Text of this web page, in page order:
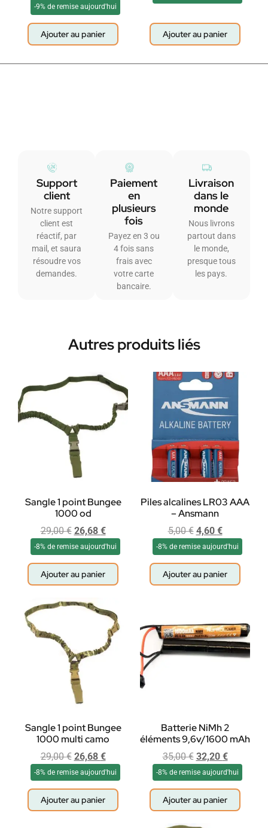
-9% de remise aujourd'hui
Ajouter au panier Ajouter au panier
Support
client
Notre support
client est
réactif, par
mail, et saura
résoudre vos
demandes.
Paiement
en
plusieurs
fois
Payez en 3 ou
4 fois sans
frais avec
votre carte
bancaire.
Livraison
dans le
monde
Nous livrons
partout dans
le monde,
presque tous
les pays.
Autres produits liés
Sangle 1 point Bungee
1000 od
29,00€ 26,68 €
-8% de remise aujourd'hui
Ajouter au panier
Piles alcalines LR03 AAA
– Ansmann
5,00€ 4,60 €
-8% de remise aujourd'hui
Ajouter au panier
Sangle 1 point Bungee
1000 multi camo
29,00€ 26,68 €
-8% de remise aujourd'hui
Ajouter au panier
Batterie NiMh 2
éléments 9,6v/1600 mAh
35,00€ 32,20 €
-8% de remise aujourd'hui
Ajouter au panier